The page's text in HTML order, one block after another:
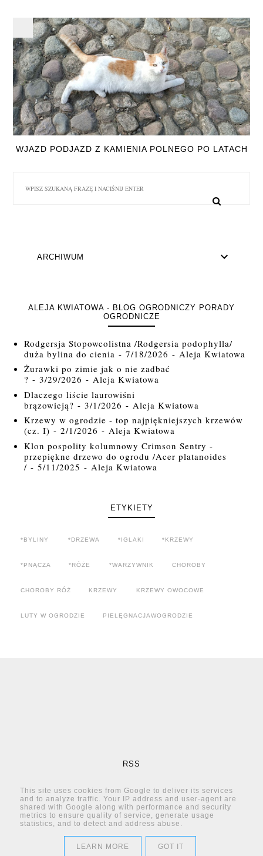
WJAZD PODJAZD Z KAMIENIA POLNEGO PO LATACH
ARCHIWUM
ALEJA KWIATOWA - BLOG OGRODNICZY PORADY
OGRODNICZE
Rodgersja Stopowcolistna /Rodgersia podophylla/
duża bylina do cienia - 7/18/2026 - Aleja Kwiatowa
Żurawki po zimie jak o nie zadbać
? - 3/29/2026 - Aleja Kwiatowa
Dlaczego liście laurowiśni
brązowieją? - 3/1/2026 - Aleja Kwiatowa
Krzewy w ogrodzie - top najpiękniejszych krzewów
(cz. I) - 2/1/2026 - Aleja Kwiatowa
Klon pospolity kolumnowy Crimson Sentry -
przepiękne drzewo do ogrodu /Acer platanoides
/ - 5/11/2025 - Aleja Kwiatowa
ETYKIETY
*BYLINY *DRZEWA *IGLAKI *KRZEWY
*PNĄCZA *RÓŻE *WARZYWNIK CHOROBY
CHOROBY RÓŻ KRZEWY KRZEWY OWOCOWE
LUTY W OGRODZIE PIELĘGNACJAWOGRODZIE
RSS
Posty
Komentarze
ALEJA KWIATOWA - BLOG OGRODNICZY PORADY OGRODNICZE
BLOG DESIGN: KAROGRAFIA.PL
This site uses cookies from Google to deliver its services
and to analyze traffic. Your IP address and user-agent are
shared with Google along with performance and security
metrics to ensure quality of service, generate usage
statistics, and to detect and address abuse.
LEARN MORE GOT IT